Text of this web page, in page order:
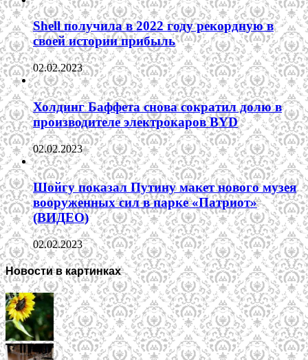
Shell получила в 2022 году рекордную в
своей истории прибыль
02.02.2023
Холдинг Баффета снова сократил долю в
производителе электрокаров BYD
02.02.2023
Шойгу показал Путину макет нового музея
вооруженных сил в парке «Патриот»
(ВИДЕО)
02.02.2023
Новости в картинках